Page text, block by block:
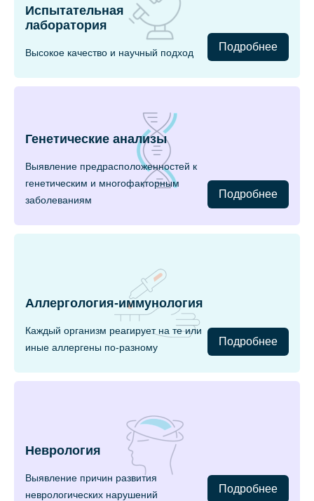
Испытательная
лаборатория
Высокое качество и научный подход Подробнее
Генетические анализы
Выявление предрасположенностей к
генетическим и многофакторным
заболеваниям
Подробнее
Аллергология-иммунология
Каждый организм реагирует на те или
иные аллергены по-разному
Подробнее
Неврология
Выявление причин развития
неврологических нарушений
Подробнее